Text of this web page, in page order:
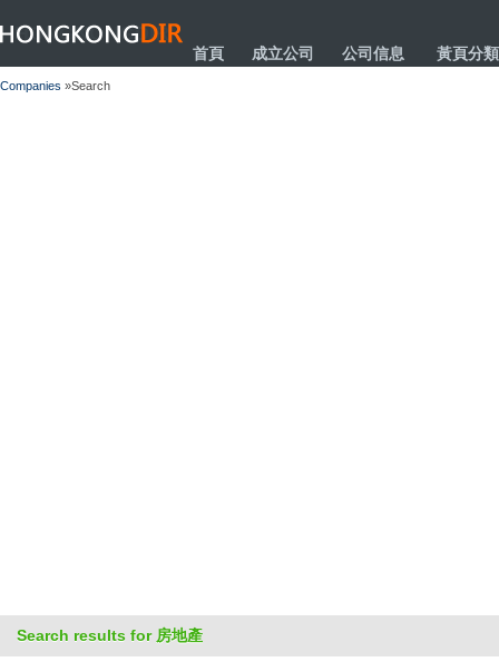
HONGKONGDIR
首頁 成立公司 公司信息 黃頁分類
Companies »Search
Search results for 房地產